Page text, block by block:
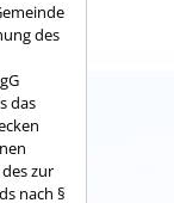
des
das
zur
nach §